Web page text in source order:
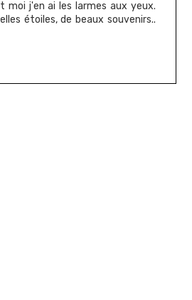
moi j'en ai les larmes aux yeux.
étoiles, de beaux souvenirs..